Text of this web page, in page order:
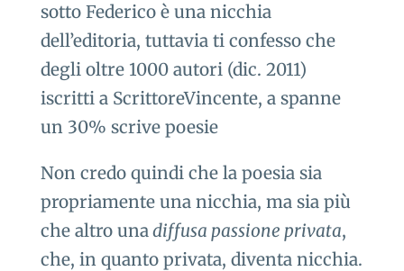
sotto Federico è una nicchia
dell’editoria, tuttavia ti confesso che
degli oltre 1000 autori (dic. 2011)
iscritti a ScrittoreVincente, a spanne
un 30% scrive poesie
Non credo quindi che la poesia sia
propriamente una nicchia, ma sia più
che altro unadiffusa passione privata,
che, in quanto privata, diventa nicchia.